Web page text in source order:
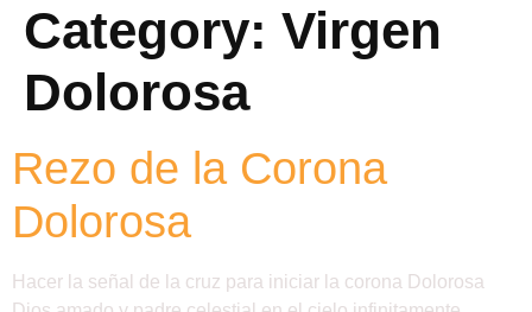
Category: Virgen
Dolorosa
Rezo de la Corona
Dolorosa
Hacer la señal de la cruz para iniciar la corona Dolorosa